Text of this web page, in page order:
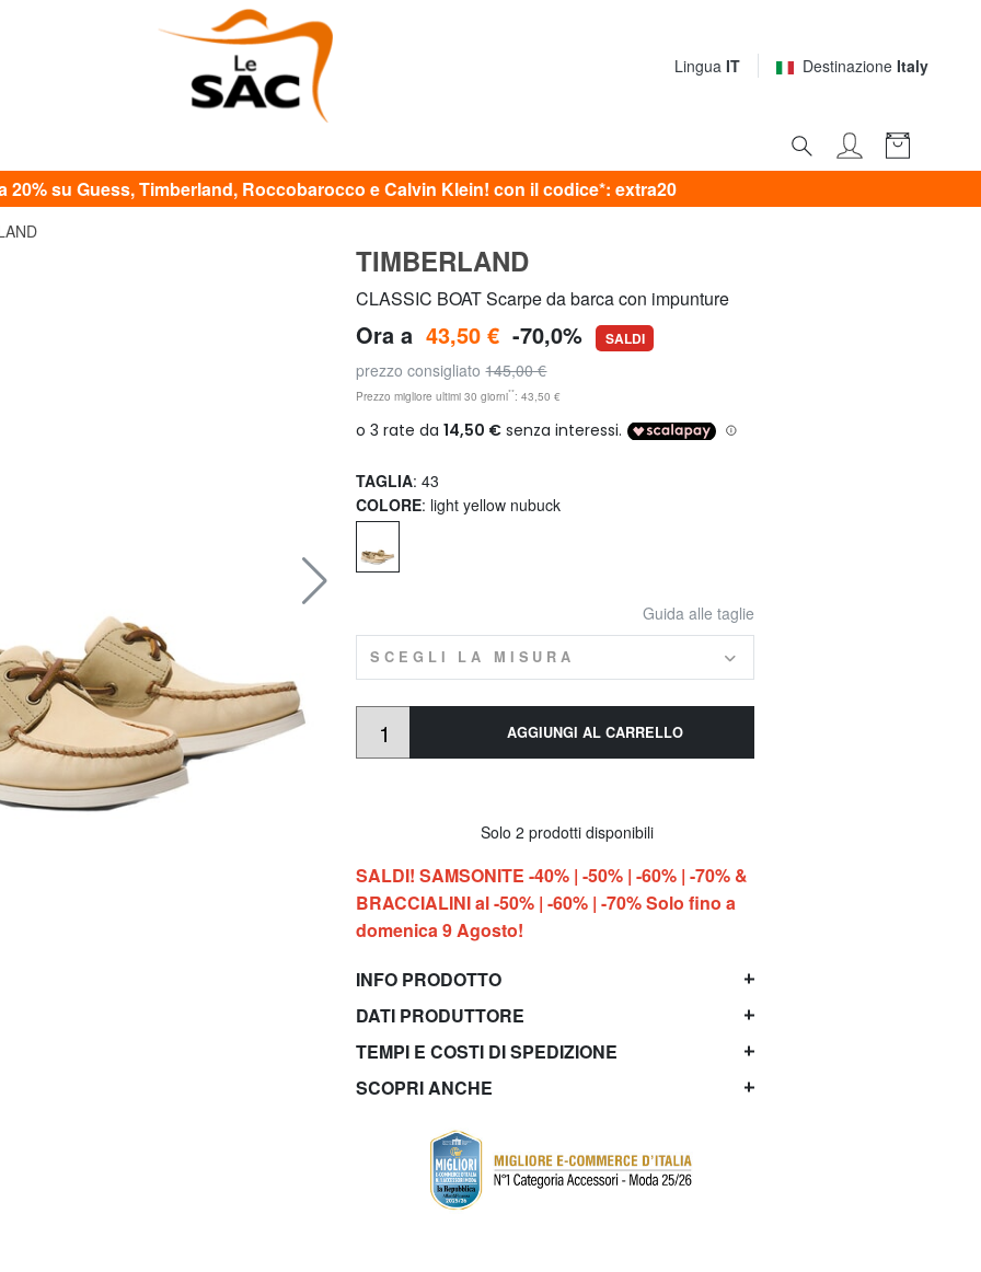
Lingua IT Destinazione Italy
20% su Guess, Timberland, Roccobarocco e Calvin Klein! con il codice*: extra20
TIMBERLAND
CLASSIC BOAT Scarpe da barca con impunture
Ora a 43,50 € -70,0% SALDI
prezzo consigliato145,00 €
Prezzo migliore ultimi 30 giorni**: 43,50 €
TAGLIA: 43
COLORE: light yellow nubuck
Guida alle taglie
SCEGLI LA MISURA
AGGIUNGI AL CARRELLO
Solo 2 prodotti disponibili
SALDI! SAMSONITE -40% | -50% | -60% | -70% &
BRACCIALINI al -50% | -60% | -70% Solo fino a
domenica 9 Agosto!
INFO PRODOTTO
DATI PRODUTTORE
TEMPI E COSTI DI SPEDIZIONE
SCOPRI ANCHE